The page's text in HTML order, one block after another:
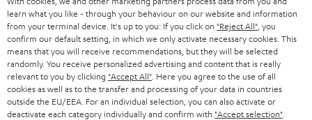
learn what you like - through your behaviour on our website and information
from your terminal device. It's up to you: If you click on "Reject All" , you
confirm our default setting, in which we only activate necessary cookies. This
means that you will receive recommendations, but they will be selected
randomly. You receive personalized advertising and content that is really
relevant to you by clicking "Accept All" . Here you agree to the use of all
cookies as well as to the transfer and processing of your data in countries
outside the EU/EEA. For an individual selection, you can also activate or
deactivate each category individually and confirm with "Accept selection"